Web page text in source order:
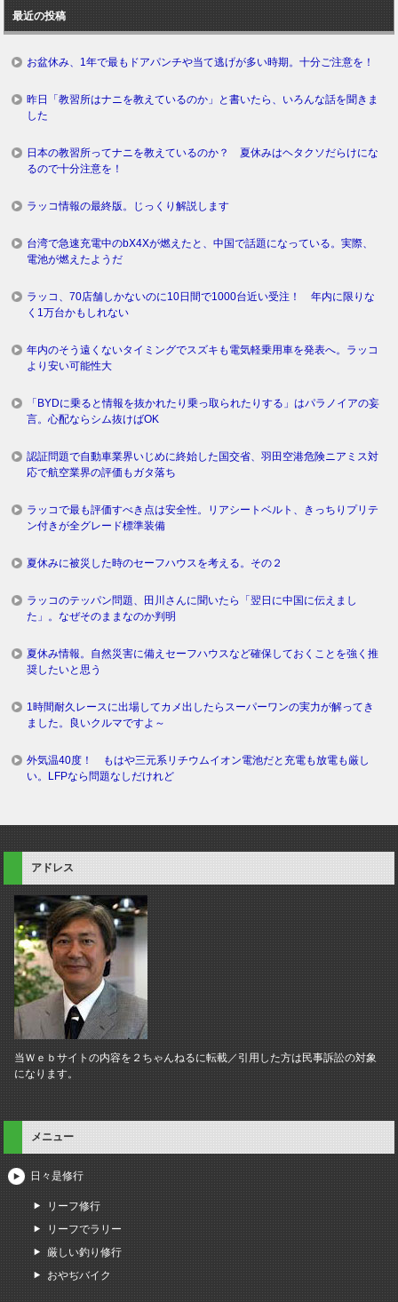
グ
最近の投稿
お盆休み、1年で最もドアパンチや当て逃げが多い時期。十分ご注意を！
昨日「教習所はナニを教えているのか」と書いたら、いろんな話を聞きま
した
日本の教習所ってナニを教えているのか？ 夏休みはヘタクソだらけにな
るので十分注意を！
ラッコ情報の最終版。じっくり解説します
台湾で急速充電中のbX4Xが燃えたと、中国で話題になっている。実際、
電池が燃えたようだ
ラッコ、70店舗しかないのに10日間で1000台近い受注！ 年内に限りな
く1万台かもしれない
年内のそう遠くないタイミングでスズキも電気軽乗用車を発表へ。ラッコ
より安い可能性大
「BYDに乗ると情報を抜かれたり乗っ取られたりする」はパラノイアの妄
言。心配ならシム抜けばOK
認証問題で自動車業界いじめに終始した国交省、羽田空港危険ニアミス対
応で航空業界の評価もガタ落ち
ラッコで最も評価すべき点は安全性。リアシートベルト、きっちりプリテ
ン付きが全グレード標準装備
夏休みに被災した時のセーフハウスを考える。その２
ラッコのテッパン問題、田川さんに聞いたら「翌日に中国に伝えまし
た」。なぜそのままなのか判明
夏休み情報。自然災害に備えセーフハウスなど確保しておくことを強く推
奨したいと思う
1時間耐久レースに出場してカメ出したらスーパーワンの実力が解ってき
ました。良いクルマですよ～
外気温40度！ もはや三元系リチウムイオン電池だと充電も放電も厳し
い。LFPなら問題なしだけれど
アドレス
当Ｗｅｂサイトの内容を２ちゃんねるに転載／引用した方は民事訴訟の対象
になります。
メニュー
日々是修行
リーフ修行
リーフでラリー
厳しい釣り修行
おやぢバイク